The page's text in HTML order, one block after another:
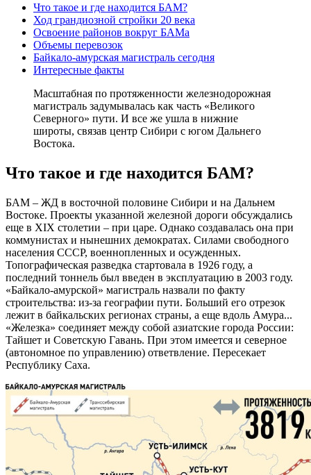
Что такое и где находится БАМ?
Ход грандиозной стройки 20 века
Освоение районов вокруг БАМа
Объемы перевозок
Байкало-амурская магистраль сегодня
Интересные факты
Масштабная по протяженности железнодорожная
магистраль задумывалась как часть «Великого
Северного» пути. И все же ушла в нижние
широты, связав центр Сибири с югом Дальнего
Востока.
Что такое и где находится БАМ?
БАМ – ЖД в восточной половине Сибири и на Дальнем
Востоке. Проекты указанной железной дороги обсуждались
еще в XIX столетии – при царе. Однако создавалась она при
коммунистах и нынешних демократах. Силами свободного
населения СССР, военнопленных и осужденных.
Топографическая разведка стартовала в 1926 году, а
последний тоннель был введен в эксплуатацию в 2003 году.
«Байкало-амурской» магистраль назвали по факту
строительства: из-за географии пути. Больший его отрезок
лежит в байкальских регионах страны, а еще вдоль Амура...
«Железка» соединяет между собой азиатские города России:
Тайшет и Советскую Гавань. При этом имеется и северное
(автономное по управлению) ответвление. Пересекает
Республику Саха.